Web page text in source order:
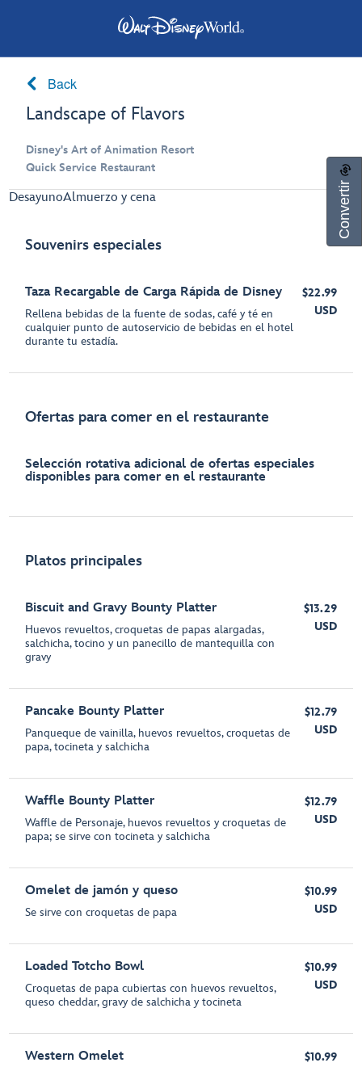
Back
Landscape of Flavors
Disney's Art of Animation Resort
Quick Service Restaurant
DesayunoAlmuerzo y cena
Souvenirs especiales
Taza Recargable de Carga Rápida de Disney
Rellena bebidas de la fuente de sodas, café y té en
cualquier punto de autoservicio de bebidas en el hotel
durante tu estadía.
$22.99
USD
Ofertas para comer en el restaurante
Selección rotativa adicional de ofertas especiales
disponibles para comer en el restaurante
Platos principales
Biscuit and Gravy Bounty Platter
Huevos revueltos, croquetas de papas alargadas,
salchicha, tocino y un panecillo de mantequilla con
gravy
$13.29
USD
Pancake Bounty Platter
Panqueque de vainilla, huevos revueltos, croquetas de
papa, tocineta y salchicha
$12.79
USD
Waffle Bounty Platter
Waffle de Personaje, huevos revueltos y croquetas de
papa; se sirve con tocineta y salchicha
$12.79
USD
Omelet de jamón y queso
Se sirve con croquetas de papa
$10.99
USD
Loaded Totcho Bowl
Croquetas de papa cubiertas con huevos revueltos,
queso cheddar, gravy de salchicha y tocineta
$10.99
USD
Western Omelet
$10.99
Convertir